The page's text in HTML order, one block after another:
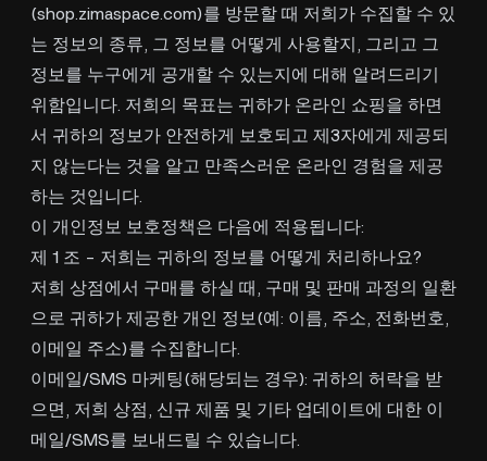
(shop.zimaspace.com)를 방문할 때 저희가 수집할 수 있
는 정보의 종류, 그 정보를 어떻게 사용할지, 그리고 그
정보를 누구에게 공개할 수 있는지에 대해 알려드리기
위함입니다. 저희의 목표는 귀하가 온라인 쇼핑을 하면
서 귀하의 정보가 안전하게 보호되고 제3자에게 제공되
지 않는다는 것을 알고 만족스러운 온라인 경험을 제공
하는 것입니다.
이 개인정보 보호정책은 다음에 적용됩니다:
제 1 조 - 저희는 귀하의 정보를 어떻게 처리하나요?
저희 상점에서 구매를 하실 때, 구매 및 판매 과정의 일환
으로 귀하가 제공한 개인 정보(예: 이름, 주소, 전화번호,
이메일 주소)를 수집합니다.
이메일/SMS 마케팅(해당되는 경우): 귀하의 허락을 받
으면, 저희 상점, 신규 제품 및 기타 업데이트에 대한 이
메일/SMS를 보내드릴 수 있습니다.